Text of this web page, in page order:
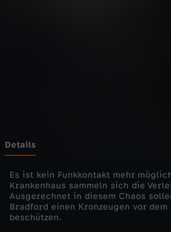
s
E
r
Details
Es ist kein Funkkontakt mehr
Krankenhaus sammeln sich die
Ausgerechnet in diesem Chaos
Bradford einen Kronzeugen vor
beschützen.